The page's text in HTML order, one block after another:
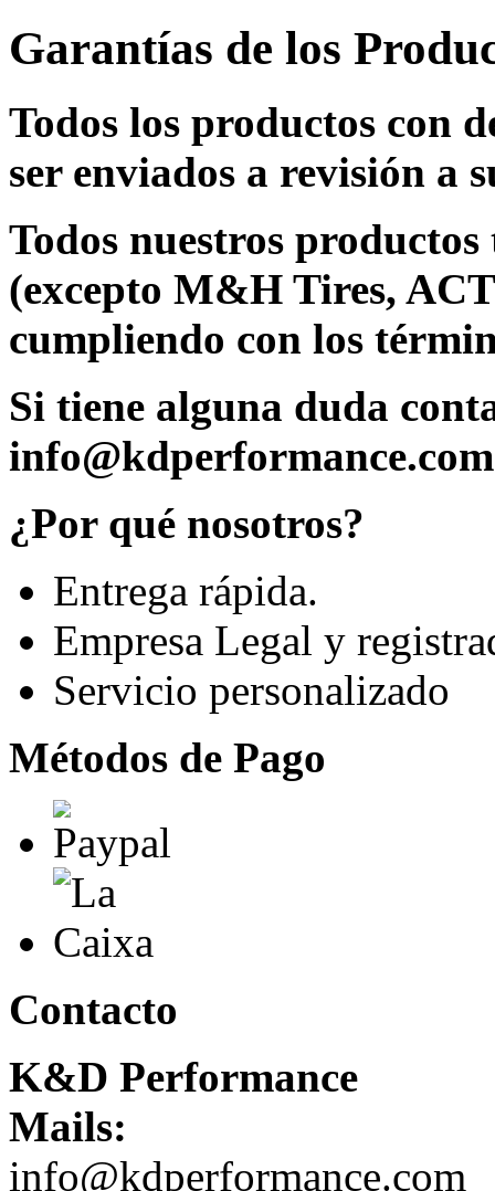
Garantías de los
Todos los productos con
ser enviados a revisión a
Todos nuestros
(excepto M&H Tires,
cumpliendo con los
Si tiene alguna duda
info@kdperformance.com
¿Por qué nosotros?
Entrega rápida.
Empresa Legal y
Servicio personalizado
Métodos de Pago
Contacto
K&D Performance
Mails:
info@kdperformance.com